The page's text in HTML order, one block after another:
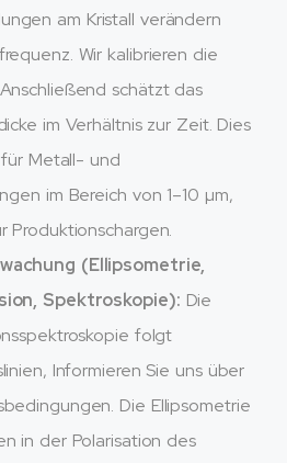
am Kristall verändern
Wir kalibrieren die
schätzt das
im Verhältnis zur Zeit. Dies
Metall- und
im Bereich von 1–10 µm,
Produktionschargen.
(Ellipsometrie,
Spektroskopie): Die
folgt
Informieren Sie uns über
Die Ellipsometrie
in der Polarisation des